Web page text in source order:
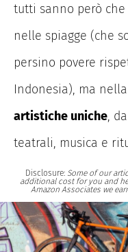
tutti sanno però
nelle spiagge (che
persino povere
Indonesia), ma
artistiche uniche,
teatrali, musica e
Disclosure: Some of our
additional cost for you and
Amazon Associates we